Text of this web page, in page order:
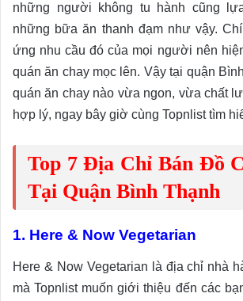
những người không tu hành cũng
những bữa ăn thanh đạm như vậy.
ứng nhu cầu đó của mọi người nên
quán ăn chay mọc lên. Vậy tại quận
quán ăn chay nào vừa ngon, vừa chất
hợp lý, ngay bây giờ cùng Topnlist tìm
Top 7 Địa Chỉ Bán Đồ
Tại Quận Bình Thạnh
1. Here & Now Vegetarian
Here & Now Vegetarian là địa chỉ nhà
mà Topnlist muốn giới thiệu đến các